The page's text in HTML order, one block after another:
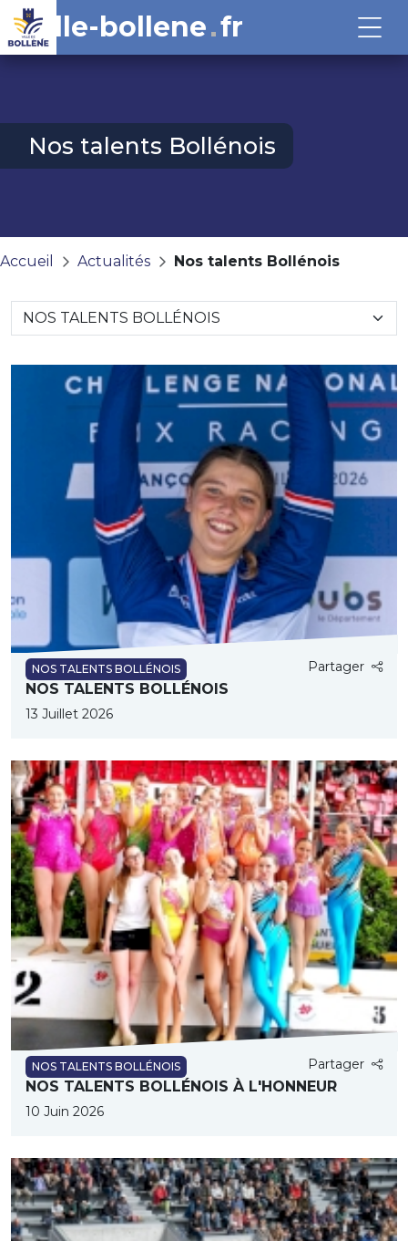
ville-bollene fr
Nos talents Bollénois
Accueil Actualités Nos talents Bollénois
NOS TALENTS BOLLÉNOIS Partager
NOS TALENTS BOLLÉNOIS
13 Juillet 2026
NOS TALENTS BOLLÉNOIS Partager
NOS TALENTS BOLLÉNOIS À L'HONNEUR
10 Juin 2026